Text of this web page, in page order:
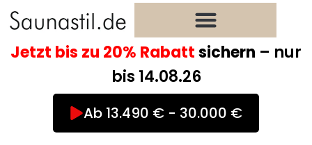
Zum
Inhalt
springen
Jetzt bis zu 20% Rabattsichern – nur
bis 14.08.26
Ab 13.490 € - 30.000 €